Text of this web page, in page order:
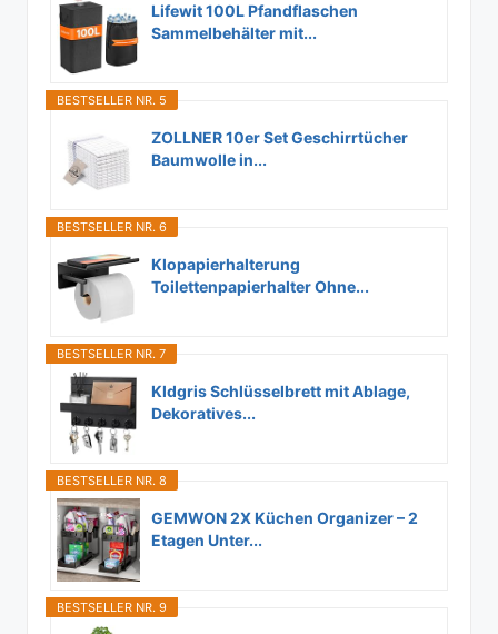
Lifewit 100L Pfandflaschen
Sammelbehälter mit...
BESTSELLER NR. 5
ZOLLNER 10er Set Geschirrtücher
Baumwolle in...
BESTSELLER NR. 6
Klopapierhalterung
Toilettenpapierhalter Ohne...
BESTSELLER NR. 7
Kldgris Schlüsselbrett mit Ablage,
Dekoratives...
BESTSELLER NR. 8
GEMWON 2X Küchen Organizer – 2
Etagen Unter...
BESTSELLER NR. 9